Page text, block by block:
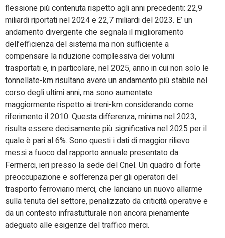
flessione più contenuta rispetto agli anni precedenti: 22,9
miliardi riportati nel 2024 e 22,7 miliardi del 2023. E’ un
andamento divergente che segnala il miglioramento
dell’efficienza del sistema ma non sufficiente a
compensare la riduzione complessiva dei volumi
trasportati e, in particolare, nel 2025, anno in cui non solo le
tonnellate-km risultano avere un andamento più stabile nel
corso degli ultimi anni, ma sono aumentate
maggiormente rispetto ai treni-km considerando come
riferimento il 2010. Questa differenza, minima nel 2023,
risulta essere decisamente più significativa nel 2025 per il
quale è pari al 6%. Sono questi i dati di maggior rilievo
messi a fuoco dal rapporto annuale presentato da
Fermerci, ieri presso la sede del Cnel. Un quadro di forte
preoccupazione e sofferenza per gli operatori del
trasporto ferroviario merci, che lanciano un nuovo allarme
sulla tenuta del settore, penalizzato da criticità operative e
da un contesto infrastutturale non ancora pienamente
adeguato alle esigenze del traffico merci.